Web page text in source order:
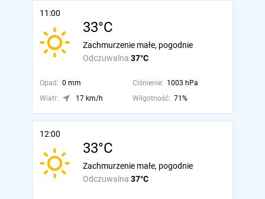
11:00
33°C
Odczuwalna 37°C
Zachmurzenie małe, pogodnie
Opad: 0 mm Ciśnienie: 1003 hPa
Wiatr:
17 km/h Wilgotność: 71%
12:00
33°C
Odczuwalna 37°C
Zachmurzenie małe, pogodnie